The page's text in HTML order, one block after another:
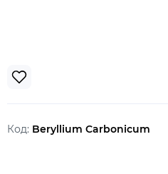
Код: Beryllium Carbonicum